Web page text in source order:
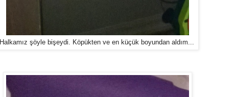
Halkamız şöyle bişeydi. Köpükten ve en küçük boyundan aldım...